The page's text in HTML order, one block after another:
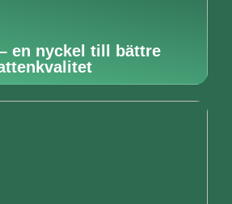
en nyckel till bättre